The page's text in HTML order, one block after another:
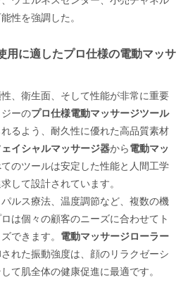
性を強調した。
用に適したプロ仕様の電動マッサ
、衛生面、そして性能が非常に重要
ーのプロ仕様電動マッサージツール
るよう、耐久性に優れた高品質素材
イシャルマッサージ器から電動マッ
のツールは安定した性能と人間工学
して設計されています。
ルス療法、温度調節など、複数の機
は個々の顧客のニーズに合わせてト
できます。 電動マッサージローラー
れた振動強度は、顔のリラクゼーシ
て肌全体の健康促進に最適です。